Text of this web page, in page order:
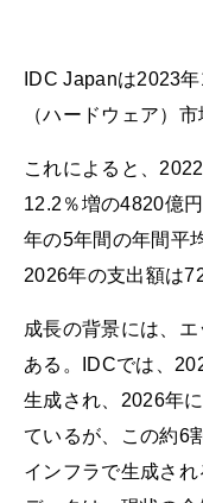
IDC Japanは2023
（ハードウェア）
これによると、
12.2％増の4820億
年の5年間の年間平
2026年の支出額は
成長の背景には、
ある。IDCでは、
生成され、2026年
ているが、この約6
インフラで生成さ